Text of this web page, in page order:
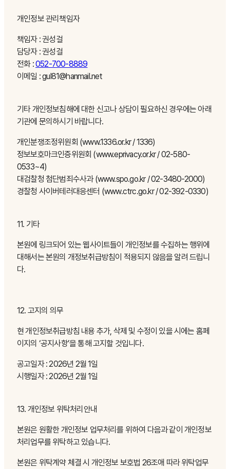
개인정보 관리책임자
책임자 : 권성걸
담당자 : 권성걸
전화 :052-700-8889
이메일 : gul81@hanmail.net
기타 개인정보침해에 대한 신고나 상담이 필요하신 경우에는 아래
기관에 문의하시기 바랍니다.
개인분쟁조정위원회 (www.1336.or.kr / 1336)
정보보호마크인증위원회 (www.eprivacy.or.kr / 02-580-
0533~4)
대검찰청 첨단범죄수사과 (www.spo.go.kr / 02-3480-2000)
경찰청 사이버테러대응센터 (www.ctrc.go.kr / 02-392-0330)
11. 기타
본원에 링크되어 있는 웹사이트들이 개인정보를 수집하는 행위에
대해서는 본원의 개정보취급방침이 적용되지 않음을 알려 드립니
다.
12. 고지의 의무
현 개인정보취급방침 내용 추가, 삭제 및 수정이 있을 시에는 홈페
이지의 ‘공지사항’을 통해 고지할 것입니다.
공고일자 : 2026년 2월 1일
시행일자 : 2026년 2월 1일
13. 개인정보 위탁처리안내
본원은 원활한 개인정보 업무처리를 위하여 다음과 같이 개인정보
처리업무를 위탁하고 있습니다.
본원은 위탁계약 체결 시 개인정보 보호법 26조애 따라 위탁업무